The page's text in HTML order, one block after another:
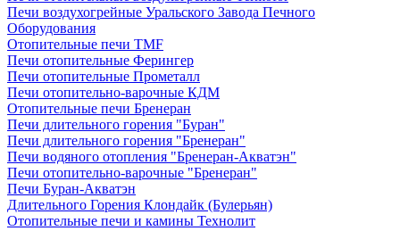
Печи воздухогрейные Уральского Завода Печного
Оборудования
Отопительные печи TMF
Печи отопительные Ферингер
Печи отопительные Прометалл
Печи отопительно-варочные КДМ
Отопительные печи Бренеран
Печи длительного горения "Буран"
Печи длительного горения "Бренеран"
Печи водяного отопления "Бренеран-Акватэн"
Печи отопительно-варочные "Бренеран"
Печи Буран-Акватэн
Длительного Горения Клондайк (Булерьян)
Отопительные печи и камины Технолит